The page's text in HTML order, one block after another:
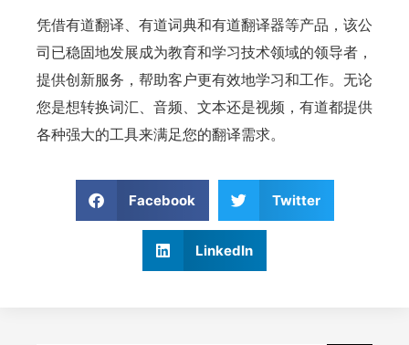
凭借有道翻译、有道词典和有道翻译器等产品，该公
司已稳固地发展成为教育和学习技术领域的领导者，
提供创新服务，帮助客户更有效地学习和工作。无论
您是想转换词汇、音频、文本还是视频，有道都提供
各种强大的工具来满足您的翻译需求。
Facebook Twitter
LinkedIn